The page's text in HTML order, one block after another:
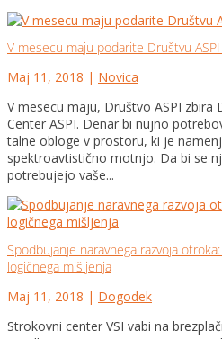
V mesecu maju podarite Društvu
Maj 11, 2018 | Novica
V mesecu maju, Društvo ASPI
Center ASPI. Denar bi nujno
talne obloge v prostoru, ki je
spektroavtistično motnjo. Da bi se
potrebujejo vaše...
Spodbujanje naravnega razvoja
logičnega mišljenja
Maj 11, 2018 | Dogodek
Strokovni center VSI vabi na